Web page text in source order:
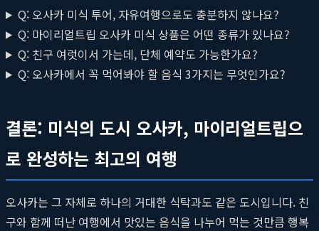
Q: 오사카 미식 투어, 자유여행으로도 충분하지 않나요?
Q: 마이리얼트립 오사카 미식 상품은 어떤 종류가 있나요?
Q: 친구 여럿이서 가는데, 단체 예약도 가능한가요?
Q: 오사카에서 꼭 먹어봐야 할 음식 3가지는 무엇인가요?
결론: 미식의 도시 오사카, 마이리얼트립으
로 완성하는 최고의 여행
오사카는 그 자체로 하나의 거대한 식탁과도 같은 도시입니다. 친
구와 함께 떠난 여행에서 맛있는 음식을 나누어 먹는 것만큼 행복